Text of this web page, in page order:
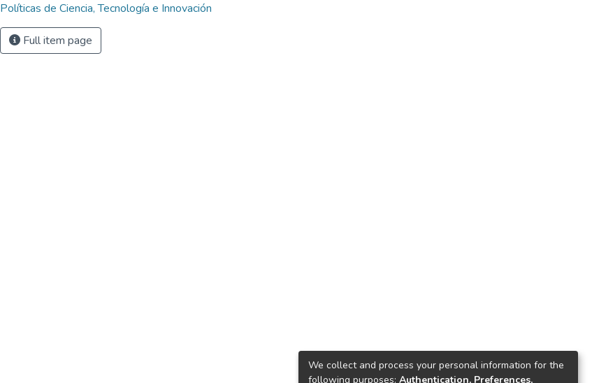
Políticas de Ciencia, Tecnología e Innovación
Full item page
We collect and process your personal information for the
following purposes: Authentication, Preferences,